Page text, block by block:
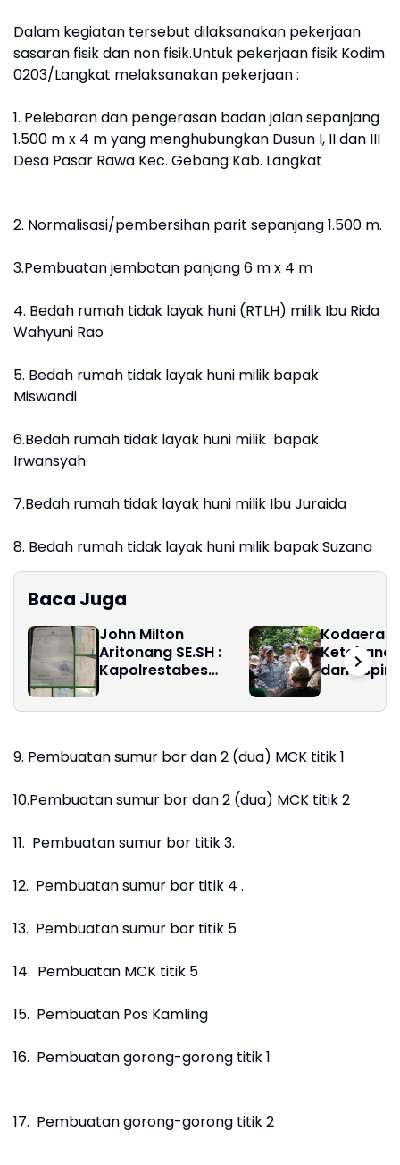
Dalam kegiatan tersebut dilaksanakan pekerjaan
sasaran fisik dan non fisik.Untuk pekerjaan fisik Kodim
0203/Langkat melaksanakan pekerjaan :
1. Pelebaran dan pengerasan badan jalan sepanjang
1.500 m x 4 m yang menghubungkan Dusun I, II dan III
Desa Pasar Rawa Kec. Gebang Kab. Langkat
2. Normalisasi/pembersihan parit sepanjang 1.500 m.
3.Pembuatan jembatan panjang 6 m x 4 m
4. Bedah rumah tidak layak huni (RTLH) milik Ibu Rida
Wahyuni Rao
5. Bedah rumah tidak layak huni milik bapak
Miswandi
6.Bedah rumah tidak layak huni milik bapak
Irwansyah
7.Bedah rumah tidak layak huni milik Ibu Juraida
8. Bedah rumah tidak layak huni milik bapak Suzana
Baca Juga
John Milton
Aritonang SE.SH :
Kapolrestabes
Tangkap dan Tahan
Kodaeral
dan
Limau
9. Pembuatan sumur bor dan 2 (dua) MCK titik 1
10.Pembuatan sumur bor dan 2 (dua) MCK titik 2
11. Pembuatan sumur bor titik 3.
12. Pembuatan sumur bor titik 4 .
13. Pembuatan sumur bor titik 5
14. Pembuatan MCK titik 5
15. Pembuatan Pos Kamling
16. Pembuatan gorong-gorong titik 1
17. Pembuatan gorong-gorong titik 2